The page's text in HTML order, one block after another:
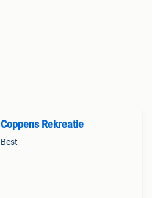
Coppens Rekreatie
Best